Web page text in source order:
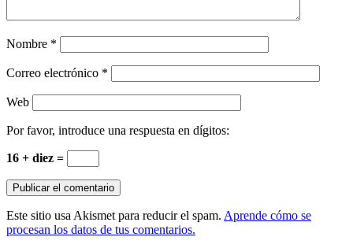
Nombre *
Correo electrónico *
Web
Por favor, introduce una respuesta en dígitos:
16 + diez =
Este sitio usa Akismet para reducir el spam. Aprende cómo se
procesan los datos de tus comentarios.